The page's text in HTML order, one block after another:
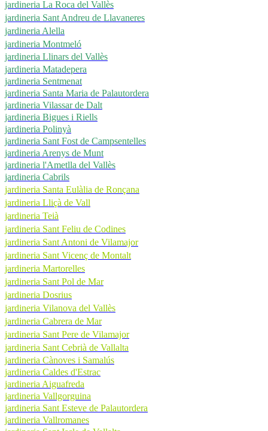
jardineria La Roca del Vallès
jardineria Sant Andreu de Llavaneres
jardineria Alella
jardineria Montmeló
jardineria Llinars del Vallès
jardineria Matadepera
jardineria Sentmenat
jardineria Santa Maria de Palautordera
jardineria Vilassar de Dalt
jardineria Bigues i Riells
jardineria Polinyà
jardineria Sant Fost de Campsentelles
jardineria Arenys de Munt
jardineria l'Ametlla del Vallès
jardineria Cabrils
jardineria Santa Eulàlia de Ronçana
jardineria Lliçà de Vall
jardineria Teià
jardineria Sant Feliu de Codines
jardineria Sant Antoni de Vilamajor
jardineria Sant Vicenç de Montalt
jardineria Martorelles
jardineria Sant Pol de Mar
jardineria Dosrius
jardineria Vilanova del Vallès
jardineria Cabrera de Mar
jardineria Sant Pere de Vilamajor
jardineria Sant Cebrià de Vallalta
jardineria Cànoves i Samalús
jardineria Caldes d'Estrac
jardineria Aiguafreda
jardineria Vallgorguina
jardineria Sant Esteve de Palautordera
jardineria Vallromanes